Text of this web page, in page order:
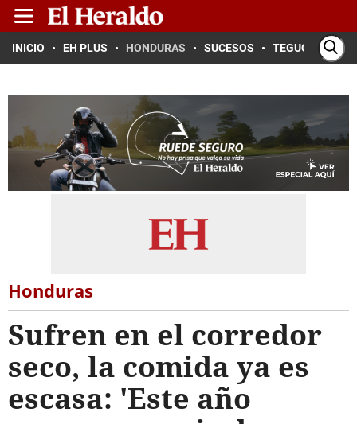
INICIO EH PLUS HONDURAS SUCESOS TEGUCIGALPA
Honduras
Sufren en el corredor
seco, la comida ya es
escasa: 'Este año